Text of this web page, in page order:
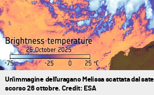
Un'immagine dell'uragano Melissa scattata dal
scorso 26 ottobre. Credit: ESA